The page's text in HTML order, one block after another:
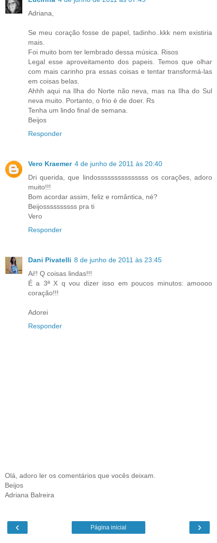
Adriana,
Se meu coração fosse de papel, tadinho..kkk nem existiria
mais.
Foi muito bom ter lembrado dessa música. Risos
Legal esse aproveitamento dos papeis. Temos que olhar
com mais carinho pra essas coisas e tentar transformá-las
em coisas belas.
Ahhh aqui na Ilha do Norte não neva, mas na Ilha do Sul
neva muito. Portanto, o frio é de doer. Rs
Tenha um lindo final de semana.
Beijos
Responder
Vero Kraemer 4 de junho de 2011 às 20:40
Dri querida, que lindosssssssssssssss os corações, adoro
muito!!!
Bom acordar assim, feliz e romântica, né?
Beijossssssssss pra ti
Vero
Responder
Dani Pivatelli 8 de junho de 2011 às 23:45
Ai!! Q coisas lindas!!!
É a 3ª X q vou dizer isso em poucos minutos: amoooo
coração!!!
Adorei
Responder
Olá, adoro ler os comentários que vocês deixam.
Beijos
Adriana Balreira
‹ ›
Página inicial